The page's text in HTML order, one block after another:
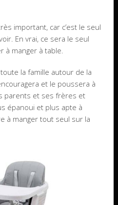
important, car c’est le seul
En vrai, ce sera le seul
à manger à table.
la famille autour de la
et le poussera à
parents et ses frères et
épanoui et plus apte à
à manger tout seul sur la